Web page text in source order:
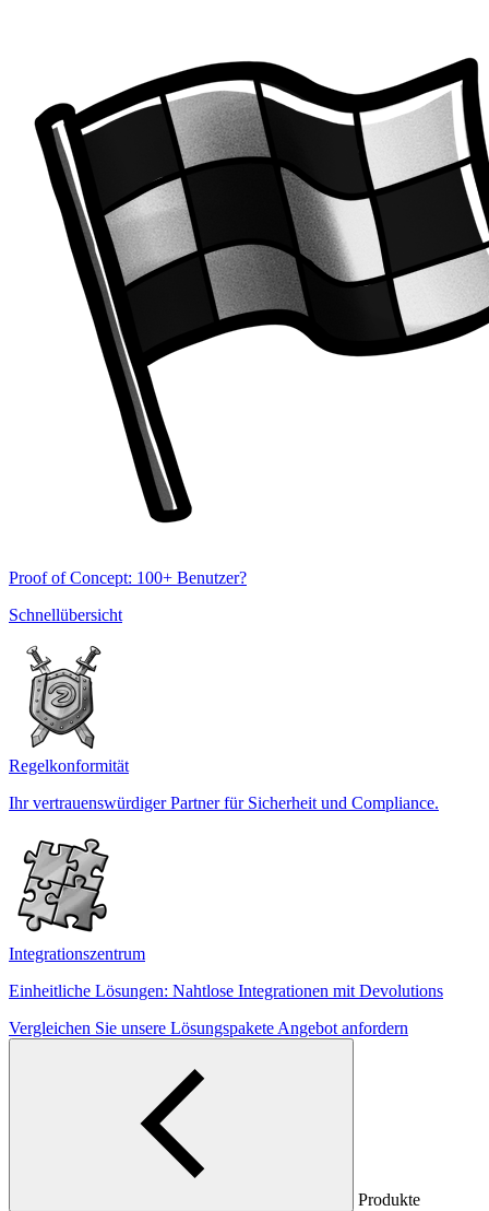
Proof of Concept: 100+ Benutzer?
Schnellübersicht
Regelkonformität
Ihr vertrauenswürdiger Partner für Sicherheit und Compliance.
Integrationszentrum
Einheitliche Lösungen: Nahtlose Integrationen mit Devolutions
Vergleichen Sie unsere Lösungspakete Angebot anfordern
Produkte